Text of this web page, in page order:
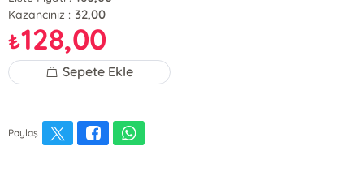
Kazancınız : 32,00
₺128,00
Sepete Ekle
Paylaş